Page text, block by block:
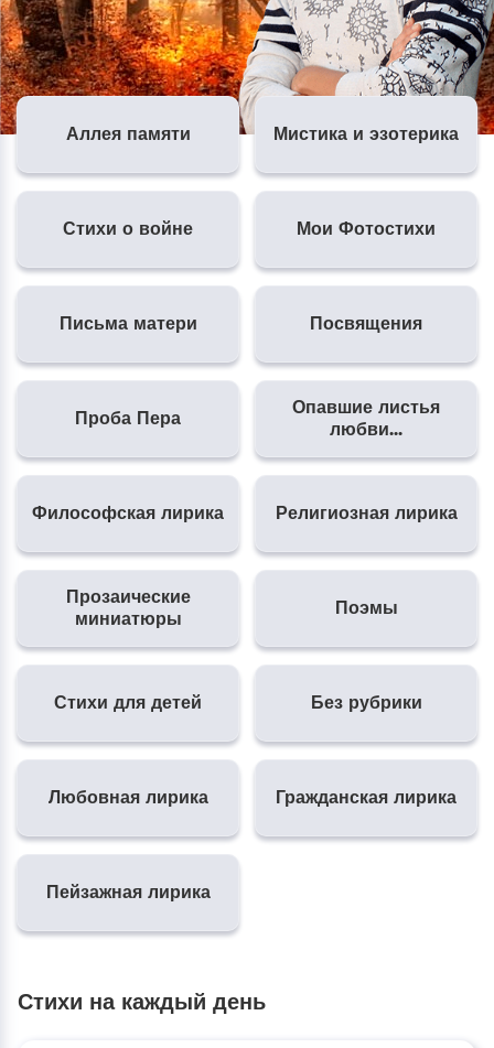
Аллея памяти Мистика и эзотерика
Стихи о войне Мои Фотостихи
Письма матери Посвящения
Проба Пера
Опавшие листья
любви...
Философская лирика Религиозная лирика
Прозаические
миниатюры
Поэмы
Стихи для детей Без рубрики
Любовная лирика Гражданская лирика
Пейзажная лирика
Стихи на каждый день
Памяти поэтессы Тарасенко Н.А. посвящается…
22.03.24_Крокус Сити_Вечная память...
«Склонилась, как мать, над могилой берёза…»
Памяти Юрия Шатунова…
Памяти Александра Скрынникова, бойца ЧВК
«Вагнер», посвящается…